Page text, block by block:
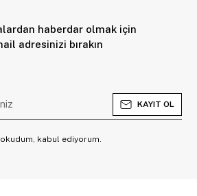
haberdar olmak için
adresinizi bırakın
KAYIT OL
kabul ediyorum.